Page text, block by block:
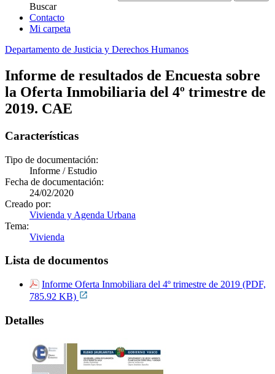
Buscar
Contacto
Mi carpeta
Departamento de Justicia y Derechos Humanos
Informe de resultados de Encuesta sobre
la Oferta Inmobiliaria del 4º trimestre de
2019. CAE
Características
Tipo de documentación:
Informe / Estudio
Fecha de documentación:
24/02/2020
Creado por:
Vivienda y Agenda Urbana
Tema:
Vivienda
Lista de documentos
Informe Oferta Inmobiliara del 4º trimestre de 2019 (PDF,
785.92 KB)
Detalles